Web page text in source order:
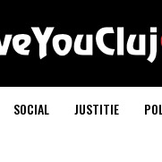
SOCIAL JUSTITIE